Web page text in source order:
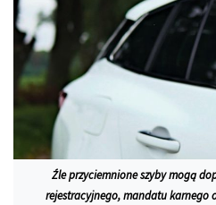
Źle przyciemnione szyby mogą
rejestracyjnego, mandatu karnego